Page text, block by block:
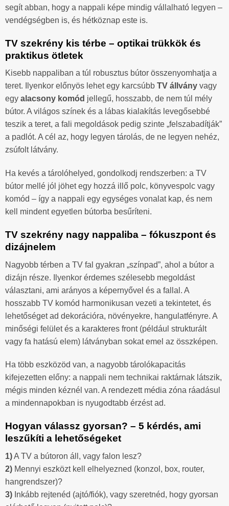
segít abban, hogy a nappali képe mindig vállalható legyen –
vendégségben is, és hétköznap este is.
TV szekrény kis térbe – optikai trükkök és
praktikus ötletek
Kisebb nappaliban a túl robusztus bútor összenyomhatja a
teret. Ilyenkor előnyös lehet egy karcsúbb TV állvány vagy
egy alacsony komód jellegű, hosszabb, de nem túl mély
bútor. A világos színek és a lábas kialakítás levegősebbé
teszik a teret, a fali megoldások pedig szinte „felszabadítják”
a padlót. A cél az, hogy legyen tárolás, de ne legyen nehéz,
zsúfolt látvány.
Ha kevés a tárolóhelyed, gondolkodj rendszerben: a TV
bútor mellé jól jöhet egy hozzá illő polc, könyvespolc vagy
komód – így a nappali egy egységes vonalat kap, és nem
kell mindent egyetlen bútorba besűríteni.
TV szekrény nagy nappaliba – fókuszpont és
dizájnelem
Nagyobb térben a TV fal gyakran „színpad”, ahol a bútor a
dizájn része. Ilyenkor érdemes szélesebb megoldást
választani, ami arányos a képernyővel és a fallal. A
hosszabb TV komód harmonikusan vezeti a tekintetet, és
lehetőséget ad dekorációra, növényekre, hangulatfényre. A
minőségi felület és a karakteres front (például strukturált
vagy fa hatású elem) látványban sokat emel az összképen.
Ha több eszközöd van, a nagyobb tárolókapacitás
kifejezetten előny: a nappali nem technikai raktárnak látszik,
mégis minden kéznél van. A rendezett média zóna ráadásul
a mindennapokban is nyugodtabb érzést ad.
Hogyan válassz gyorsan? – 5 kérdés, ami
leszűkíti a lehetőségeket
1)A TV a bútoron áll, vagy falon lesz?
2) Mennyi eszközt kell elhelyezned (konzol, box, router,
hangrendszer)?
3) Inkább rejtenéd (ajtó/fiók), vagy szeretnéd, hogy gyorsan